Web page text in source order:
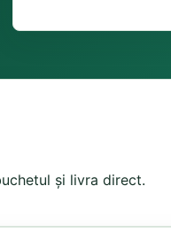
și livra direct.